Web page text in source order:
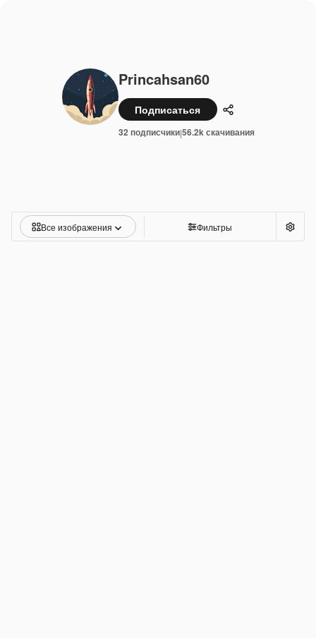
Princahsan60
Подписаться Поделиться
32 подписчики|56.2k скачивания
Все изображения Фильтры